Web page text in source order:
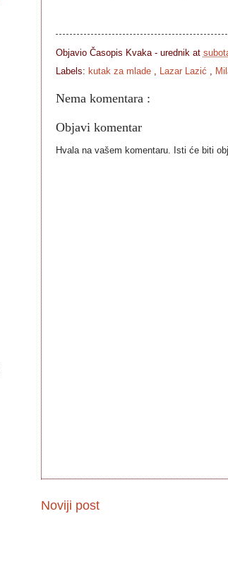
Objavio Časopis Kvaka - urednik at
Labels: kutak za mlade , Lazar Lazić ,
Nema komentara :
Objavi komentar
Hvala na vašem komentaru. Isti će biti
Noviji post